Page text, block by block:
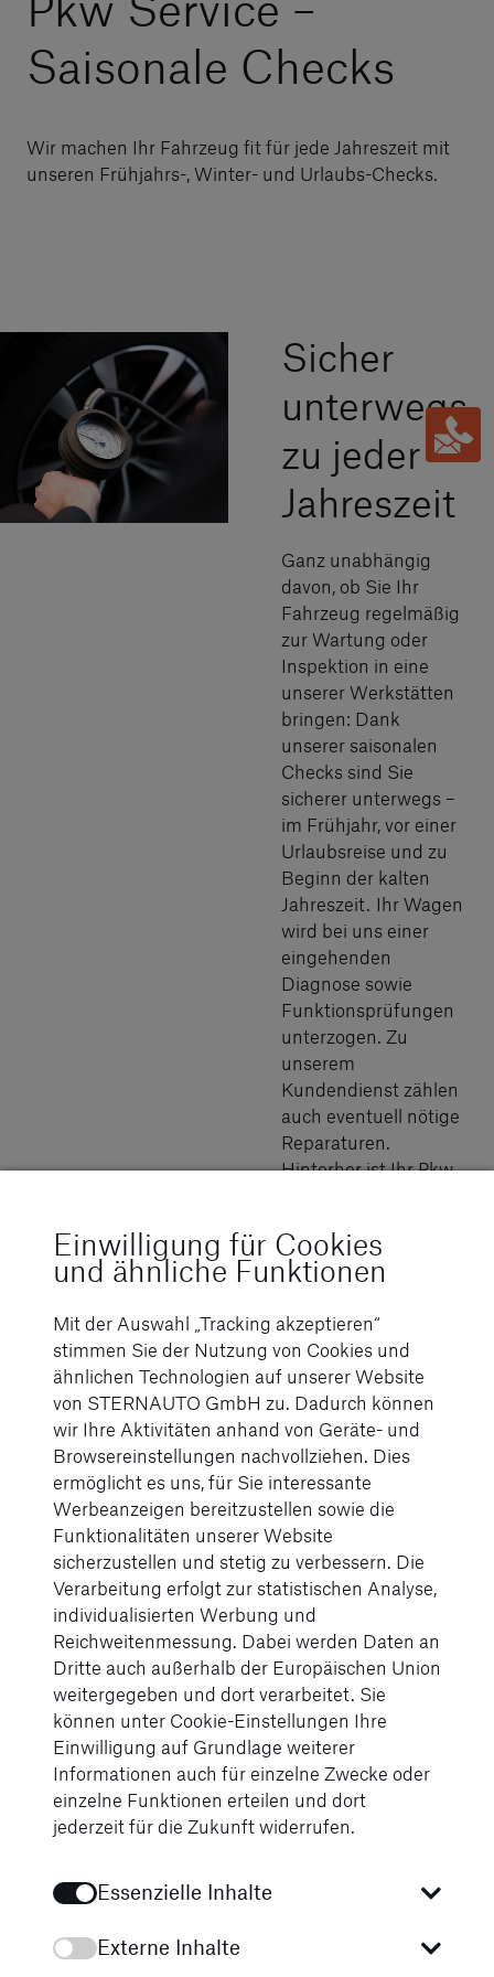
Saisonale Checks
Wir machen Ihr Fahrzeug fit für jede Jahreszeit mit
unseren Frühjahrs-, Winter- und Urlaubs-Checks.
Sicher
unterwegs
zu jeder
Jahreszeit
Ganz unabhängig
davon, ob Sie Ihr
Fahrzeug regelmäßig
zur Wartung oder
Inspektion in eine
unserer Werkstätten
bringen: Dank
unserer saisonalen
Checks sind Sie
sicherer unterwegs –
im Frühjahr, vor einer
Urlaubsreise und zu
Beginn der kalten
Jahreszeit. Ihr Wagen
wird bei uns einer
eingehenden
Diagnose sowie
Funktionsprüfungen
unterzogen. Zu
unserem
Kundendienst zählen
auch eventuell nötige
Reparaturen.
Hinterher ist Ihr Pkw
lange Strecken
vorbereitet oder kann
Minustemperaturen
trotzen.
Service-Termin
vereinbaren
Nur das Beste für Ihr Fahrzeug
Ausgewählte Service-
Angebote für Sie
Einwilligung für Cookies
und ähnliche Funktionen
Mit der Auswahl „Tracking akzeptieren“
stimmen Sie der Nutzung von Cookies und
ähnlichen Technologien auf unserer Website
von STERNAUTO GmbH zu. Dadurch können
wir Ihre Aktivitäten anhand von Geräte- und
Browsereinstellungen nachvollziehen. Dies
ermöglicht es uns, für Sie interessante
Werbeanzeigen bereitzustellen sowie die
Funktionalitäten unserer Website
sicherzustellen und stetig zu verbessern. Die
Verarbeitung erfolgt zur statistischen Analyse,
individualisierten Werbung und
Reichweitenmessung. Dabei werden Daten an
Dritte auch außerhalb der Europäischen Union
weitergegeben und dort verarbeitet. Sie
können unter Cookie-Einstellungen Ihre
Einwilligung auf Grundlage weiterer
Informationen auch für einzelne Zwecke oder
einzelne Funktionen erteilen und dort
jederzeit für die Zukunft widerrufen.
Essenzielle Inhalte
Externe Inhalte